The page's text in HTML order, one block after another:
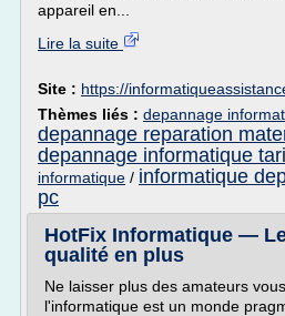
appareil en...
Lire la suite
Site : https://
Thèmes liés : depannage
depannage reparation
depannage informatique
informatique / informatique
pc
HotFix Informatique —
qualité en plus
Ne laisser plus des amateurs
l'informatique est un monde